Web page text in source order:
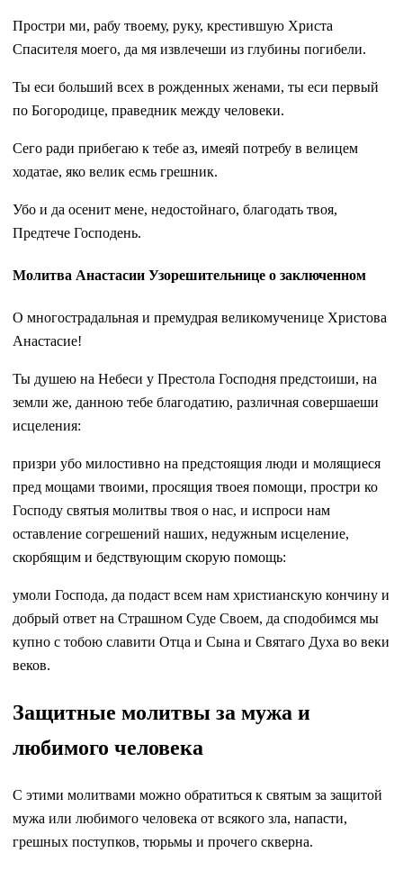
Простри ми, рабу твоему, руку, крестившую Христа
Спасителя моего, да мя извлечеши из глубины погибели.
Ты еси больший всех в рожденных женами, ты еси первый
по Богородице, праведник между человеки.
Сего ради прибегаю к тебе аз, имеяй потребу в велицем
ходатае, яко велик есмь грешник.
Убо и да осенит мене, недостойнаго, благодать твоя,
Предтече Господень.
Молитва Анастасии Узорешительнице о заключенном
О многострадальная и премудрая великомученице Христова
Анастасие!
Ты душею на Небеси у Престола Господня предстоиши, на
земли же, данною тебе благодатию, различная совершаеши
исцеления:
призри убо милостивно на предстоящия люди и молящиеся
пред мощами твоими, просящия твоея помощи, простри ко
Господу святыя молитвы твоя о нас, и испроси нам
оставление согрешений наших, недужным исцеление,
скорбящим и бедствующим скорую помощь:
умоли Господа, да подаст всем нам христианскую кончину и
добрый ответ на Страшном Суде Своем, да сподобимся мы
купно с тобою славити Отца и Сына и Святаго Духа во веки
веков.
Защитные молитвы за мужа и
любимого человека
С этими молитвами можно обратиться к святым за защитой
мужа или любимого человека от всякого зла, напасти,
грешных поступков, тюрьмы и прочего скверна.